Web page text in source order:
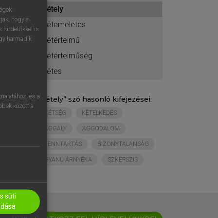
kétely
kétemeletes
kétértelmű
kétértelműség
kétes
„ kétely” szó hasonló kifejezései:
KÉTSÉG KÉTELKEDÉS
AGGÁLY AGGODALOM
FENNTARTÁS BIZONYTALANSÁG
GYANÚ ÁRNYÉKA SZKEPSZIS
hogy a
hirdetőkkel is
harmadik
és a
között a
süti